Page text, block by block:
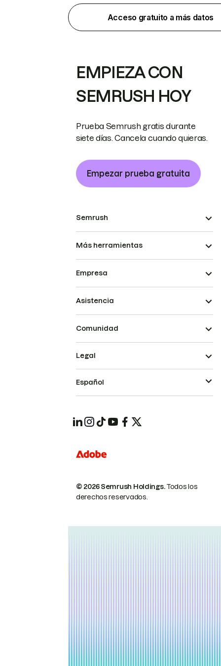
Acceso gratuito a más datos
EMPIEZA CON
SEMRUSH HOY
Prueba Semrush gratis durante
siete días. Cancela cuando quieras.
Empezar prueba gratuita
Semrush
Más herramientas
Empresa
Asistencia
Comunidad
© 2026 Semrush Holdings.Todos los
derechos reservados.
Legal
Español